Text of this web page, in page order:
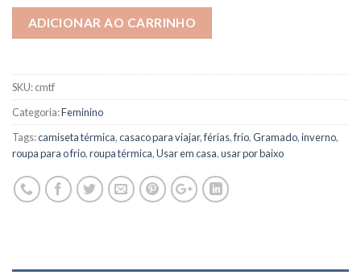
ADICIONAR AO CARRINHO
SKU:cmtf
Categoria:Feminino
Tags:camiseta térmica,casaco para viajar,férias,frio,Gramado,inverno,
roupa para o frio,roupa térmica,Usar em casa,usar por baixo